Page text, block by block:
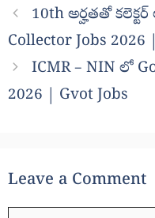
10th అర్హతతో
Collector Jobs 2026
ICMR – NIN లో
2026 | Gvot Jobs
Leave a Comment